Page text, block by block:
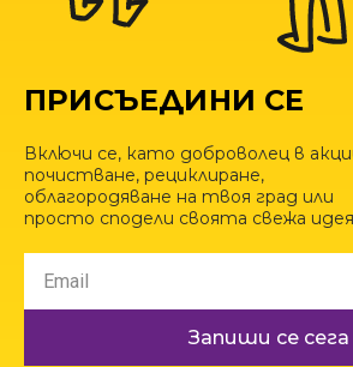
ПРИСЪЕДИНИ СЕ
Включи се, като доброволец в
почистване, рециклиране,
облагородяване на твоя град или
просто сподели своята свежа
Запиши се сега